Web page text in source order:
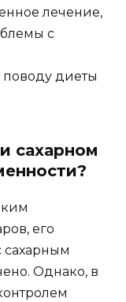
лечение,
с
поводу диеты
сахарном
его
Однако, в